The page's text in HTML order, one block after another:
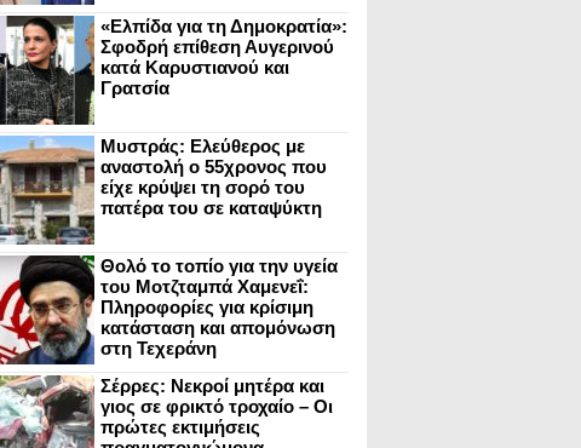
«Ελπίδα για τη Δημοκρατία»:
Σφοδρή επίθεση Αυγερινού
κατά Καρυστιανού και
Γρατσία
Μυστράς: Ελεύθερος με
αναστολή ο 55χρονος που
είχε κρύψει τη σορό του
πατέρα του σε καταψύκτη
Θολό το τοπίο για την υγεία
του Μοτζταμπά Χαμενεΐ:
Πληροφορίες για κρίσιμη
κατάσταση και απομόνωση
στη Τεχεράνη
Σέρρες: Νεκροί μητέρα και
γιος σε φρικτό τροχαίο – Οι
πρώτες εκτιμήσεις